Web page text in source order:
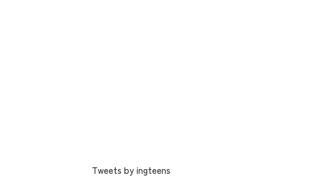
Tweets by ingteens